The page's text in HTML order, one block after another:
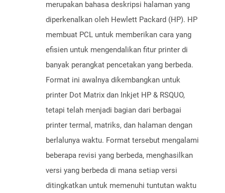
merupakan bahasa deskripsi halaman yang
diperkenalkan oleh Hewlett Packard (HP). HP
membuat PCL untuk memberikan cara yang
efisien untuk mengendalikan fitur printer di
banyak perangkat pencetakan yang berbeda.
Format ini awalnya dikembangkan untuk
printer Dot Matrix dan Inkjet HP & RSQUO,
tetapi telah menjadi bagian dari berbagai
printer termal, matriks, dan halaman dengan
berlalunya waktu. Format tersebut mengalami
beberapa revisi yang berbeda, menghasilkan
versi yang berbeda di mana setiap versi
ditingkatkan untuk memenuhi tuntutan waktu